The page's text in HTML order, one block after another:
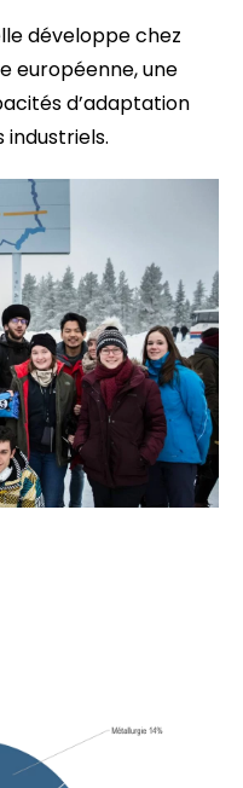
développe chez
européenne, une
d’adaptation